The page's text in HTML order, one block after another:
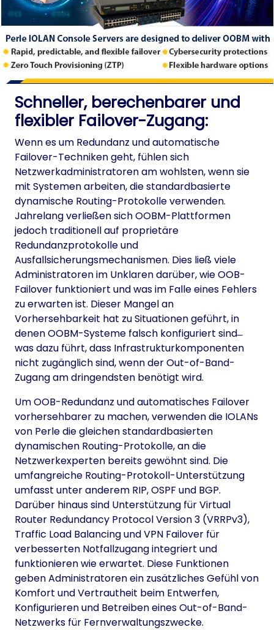
Schneller, berechenbarer und
flexibler Failover-Zugang:
Wenn es um Redundanz und automatische
Failover-Techniken geht, fühlen sich
Netzwerkadministratoren am wohlsten, wenn sie
mit Systemen arbeiten, die standardbasierte
dynamische Routing-Protokolle verwenden.
Jahrelang verließen sich OOBM-Plattformen
jedoch traditionell auf proprietäre
Redundanzprotokolle und
Ausfallsicherungsmechanismen. Dies ließ viele
Administratoren im Unklaren darüber, wie OOB-
Failover funktioniert und was im Falle eines Fehlers
zu erwarten ist. Dieser Mangel an
Vorhersehbarkeit hat zu Situationen geführt, in
denen OOBM-Systeme falsch konfiguriert sind ̶
was dazu führt, dass Infrastrukturkomponenten
nicht zugänglich sind, wenn der Out-of-Band-
Zugang am dringendsten benötigt wird.
Um OOB-Redundanz und automatisches Failover
vorhersehbarer zu machen, verwenden die IOLANs
von Perle die gleichen standardbasierten
dynamischen Routing-Protokolle, an die
Netzwerkexperten bereits gewöhnt sind. Die
umfangreiche Routing-Protokoll-Unterstützung
umfasst unter anderem RIP, OSPF und BGP.
Darüber hinaus sind Unterstützung für Virtual
Router Redundancy Protocol Version 3 (VRRPv3),
Traffic Load Balancing und VPN Failover für
verbesserten Notfallzugang integriert und
funktionieren wie erwartet. Diese Funktionen
geben Administratoren ein zusätzliches Gefühl von
Komfort und Vertrautheit beim Entwerfen,
Konfigurieren und Betreiben eines Out-of-Band-
Netzwerks für Fernverwaltungszwecke.